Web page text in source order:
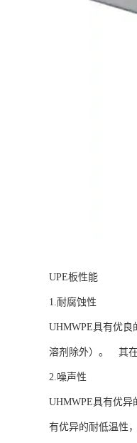
UPE板性能
1.耐腐蚀性
UHMWPE具有优
溶剂除外）。 其在
2.噪声性
UHMWPE具有优
有优异的耐低温性